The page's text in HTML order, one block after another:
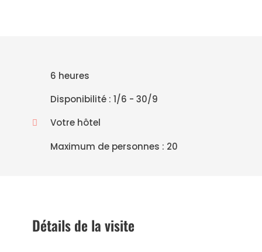
6 heures
Disponibilité : 1/6 - 30/9
Votre hôtel
Maximum de personnes : 20
Détails de la visite